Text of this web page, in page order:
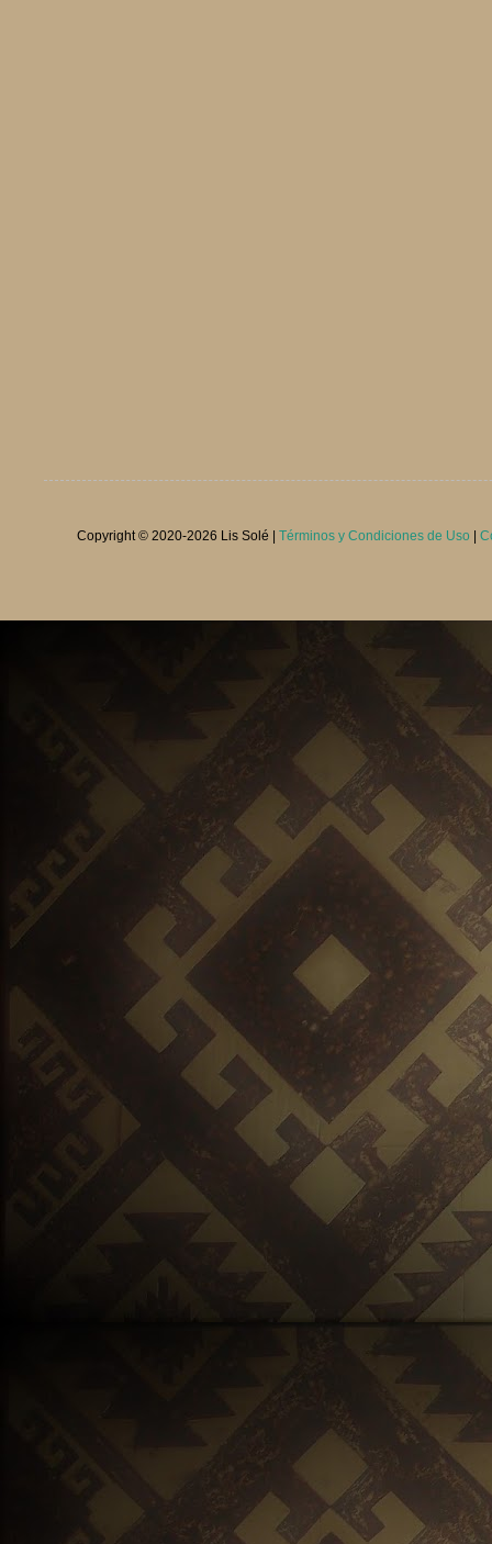
Copyright © 2020-2026 Lis Solé | Términos y Condiciones de Uso |